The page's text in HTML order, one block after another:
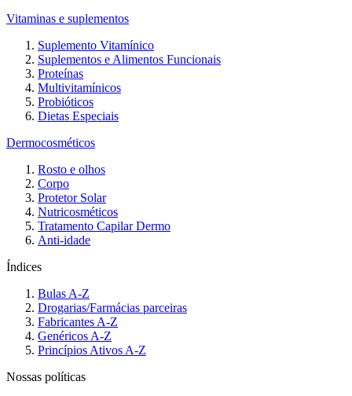
Vitaminas e suplementos
Suplemento Vitamínico
Suplementos e Alimentos Funcionais
Proteínas
Multivitamínicos
Probióticos
Dietas Especiais
Dermocosméticos
Rosto e olhos
Corpo
Protetor Solar
Nutricosméticos
Tratamento Capilar Dermo
Anti-idade
Índices
Bulas A-Z
Drogarias/Farmácias parceiras
Fabricantes A-Z
Genéricos A-Z
Princípios Ativos A-Z
Nossas políticas